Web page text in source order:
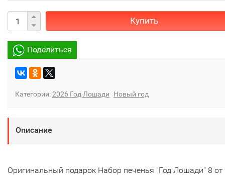
Купить
Поделиться
Категории:2026 Год Лошади Новый год
Описание
Оригинальный подарок Набор печенья "Год Лошади" 8 от